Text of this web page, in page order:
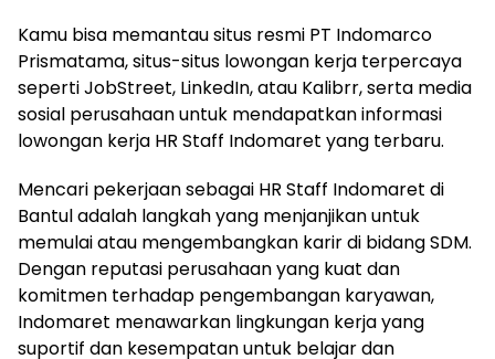
Kamu bisa memantau situs resmi PT Indomarco
Prismatama, situs-situs lowongan kerja terpercaya
seperti JobStreet, LinkedIn, atau Kalibrr, serta media
sosial perusahaan untuk mendapatkan informasi
lowongan kerja HR Staff Indomaret yang terbaru.
Mencari pekerjaan sebagai HR Staff Indomaret di
Bantul adalah langkah yang menjanjikan untuk
memulai atau mengembangkan karir di bidang SDM.
Dengan reputasi perusahaan yang kuat dan
komitmen terhadap pengembangan karyawan,
Indomaret menawarkan lingkungan kerja yang
suportif dan kesempatan untuk belajar dan